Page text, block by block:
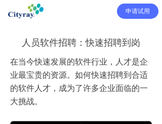
申请试用
人员软件招聘：快速招聘到岗
在当今快速发展的软件行业，人才是企
业最宝贵的资源。如何快速招聘到合适
的软件人才，成为了许多企业面临的一
大挑战。